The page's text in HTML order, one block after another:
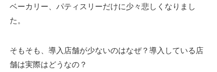
ベーカリー、パティスリーだけに少々悲しくなりまし
た。
そもそも、導入店舗が少ないのはなぜ？導入している店
舗は実際はどうなの？